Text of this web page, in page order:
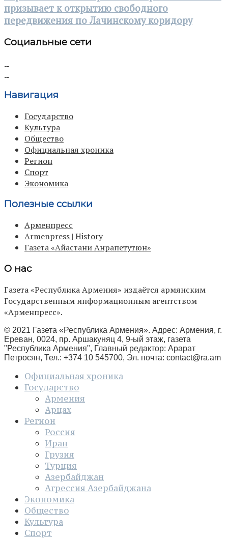
призывает к открытию свободного
передвижения по Лачинскому коридору
Социальные сети
Навигация
Государство
Культура
Общество
Официальная хроника
Регион
Спорт
Экономика
Полезные ссылки
Арменпресс
Armenpress | History
Газета «Айастани Анрапетутюн»
О нас
Газета «Республика Армения» издаётся армянским
Государственным информационным агентством
«Арменпресс».
© 2021 Газета «Республика Армения». Адрес: Армения, г.
Ереван, 0024, пр. Аршакуняц 4, 9-ый этаж, газета
"Республика Армения", Главный редактор: Арарат
Петросян, Тел.: +374 10 545700, Эл. почта: contact@ra.am
Официальная хроника
Государство
Армения
Арцах
Регион
Россия
Иран
Грузия
Турция
Азербайджан
Агрессия Азербайджана
Экономика
Общество
Культура
Спорт